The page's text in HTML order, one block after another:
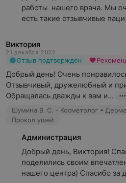
работы  нашего врача. Мы
есть такие отзывчивые
Виктория
21 декабря 2022
Отзыв подтвержден
Добрый день! Очень
Отзывчивый, дружелюбный и
Обращалась дважды к вам и...
Шумина В. С. - Косметолог •
Прокол ушей
Администрация
Добрый день, Виктория!
поделились своим
нашего центра) Спасибо за